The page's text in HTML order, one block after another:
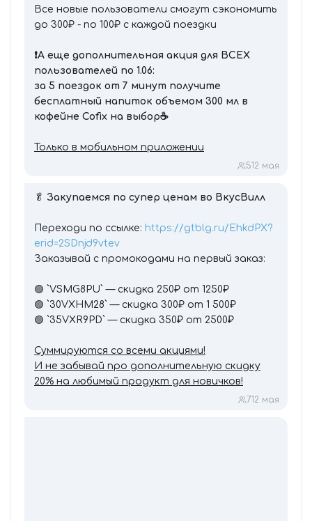
Все новые пользователи смогут сэкономить
до 300₽ - по 100₽ с каждой поездки
❗️А еще дополнительная акция для ВСЕХ
пользователей по 1.06:
за 5 поездок от 7 минут получите
бесплатный напиток объемом 300 мл в
кофейне Cofix на выбор☕️
Только в мобильном приложении
512 мая
🥬 Закупаемся по супер ценам во ВкусВилл
Переходи по ссылке: https://gtblg.ru/EhkdPX?
erid=2SDnjd9vtev
Заказывай с промокодами на первый заказ:
🟢 `VSMG8PU` — скидка 250₽ от 1250₽
🟢 `30VXHM28` — скидка 300₽ от 1 500₽
🟢 `35VXR9PD` — скидка 350₽ от 2500₽
Суммируются со всеми акциями!
И не забывай про дополнительную скидку
20% на любимый продукт для новичков!
712 мая